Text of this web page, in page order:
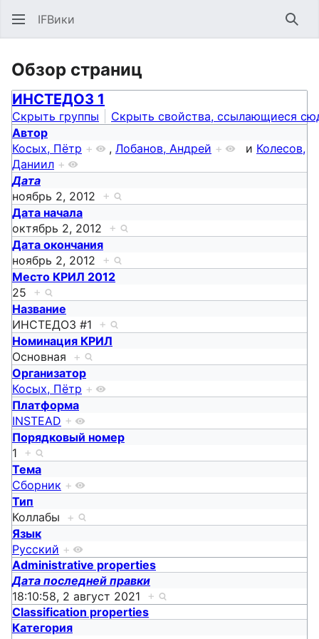
IFВики
Обзор страниц
ИНСТЕДОЗ 1
Скрыть группы
Скрыть свойства, ссылающиеся
Автор
Косых, Пётр + , Лобанов, Андрей + и Колесов,
Даниил +
Дата
ноябрь 2, 2012 +
Дата начала
октябрь 2, 2012 +
Дата окончания
ноябрь 2, 2012 +
Место КРИЛ 2012
25 +
Название
ИНСТЕДОЗ #1 +
Номинация КРИЛ
Основная +
Организатор
Косых, Пётр +
Платформа
INSTEAD +
Порядковый номер
1 +
Тема
Сборник +
Тип
Коллабы +
Язык
Русский +
Administrative properties
Дата последней правки
18:10:58, 2 август 2021 +
Classification properties
Категория